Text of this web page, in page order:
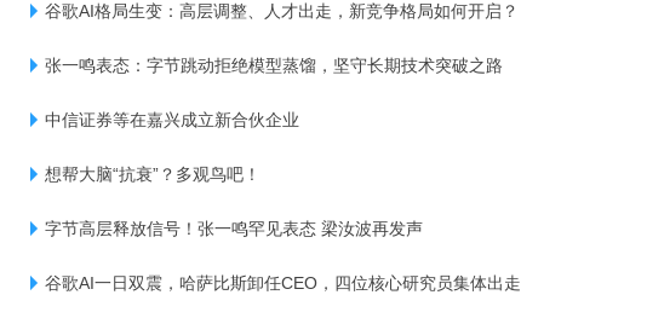
谷歌AI格局生变：高层调整、人才出走，新竞争格局如何开启？
张一鸣表态：字节跳动拒绝模型蒸馏，坚守长期技术突破之路
中信证券等在嘉兴成立新合伙企业
想帮大脑“抗衰”？多观鸟吧！
字节高层释放信号！张一鸣罕见表态 梁汝波再发声
谷歌AI一日双震，哈萨比斯卸任CEO，四位核心研究员集体出走